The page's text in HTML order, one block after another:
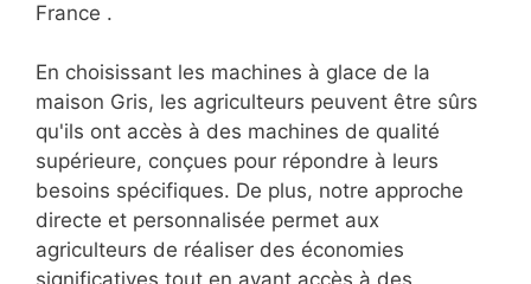
France .
En choisissant les machines à glace de la
maison Gris, les agriculteurs peuvent être sûrs
qu'ils ont accès à des machines de qualité
supérieure, conçues pour répondre à leurs
besoins spécifiques. De plus, notre approche
directe et personnalisée permet aux
agriculteurs de réaliser des économies